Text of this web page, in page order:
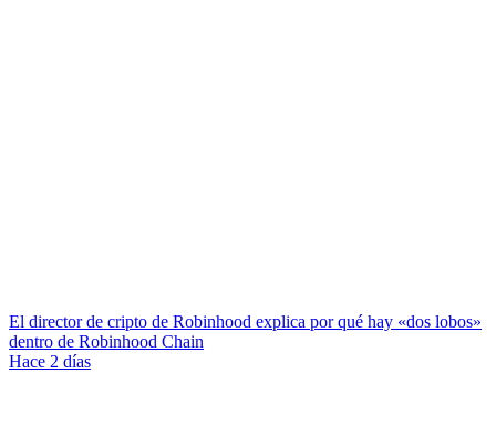
El director de cripto de Robinhood explica por qué hay «dos lobos»
dentro de Robinhood Chain
Hace 2 días